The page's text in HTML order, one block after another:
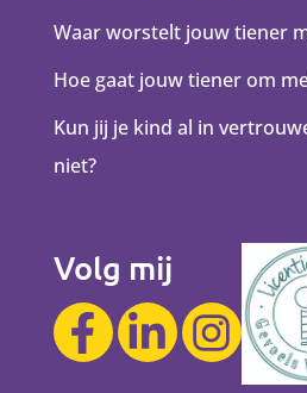
Waar worstelt jouw tiener
Hoe gaat jouw tiener om
Kun jij je kind al in
niet?
Volg mij